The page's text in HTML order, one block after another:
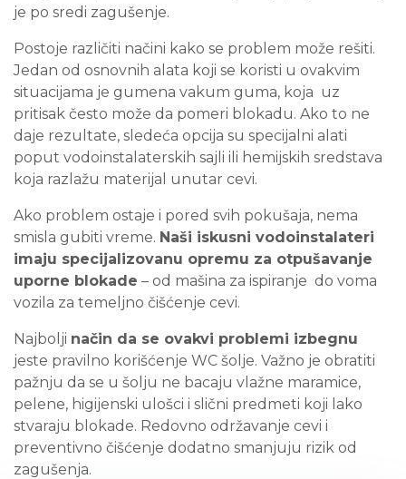
je po sredi zagušenje.
Postoje različiti načini kako se problem može rešiti.
Jedan od osnovnih alata koji se koristi u ovakvim
situacijama je gumena vakum guma, koja uz
pritisak često može da pomeri blokadu. Ako to ne
daje rezultate, sledeća opcija su specijalni alati
poput vodoinstalaterskih sajli ili hemijskih sredstava
koja razlažu materijal unutar cevi.
Ako problem ostaje i pored svih pokušaja, nema
smisla gubiti vreme. Naši iskusni vodoinstalateri
imaju specijalizovanu opremu za otpušavanje
uporne blokade – od mašina za ispiranje do voma
vozila za temeljno čišćenje cevi.
Najbolji način da se ovakvi problemi izbegnu
jeste pravilno korišćenje WC šolje. Važno je obratiti
pažnju da se u šolju ne bacaju vlažne maramice,
pelene, higijenski ulošci i slični predmeti koji lako
stvaraju blokade. Redovno održavanje cevi i
preventivno čišćenje dodatno smanjuju rizik od
zagušenja.